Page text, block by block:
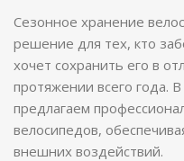
Сезонное хранение
решение для тех, кто
хочет сохранить его в
протяжении всего года.
предлагаем
велосипедов,
внешних воздействий.